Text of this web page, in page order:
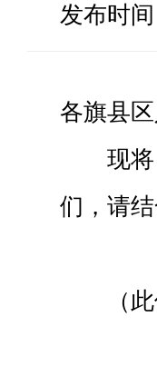
发布时
各旗县
现
们，请